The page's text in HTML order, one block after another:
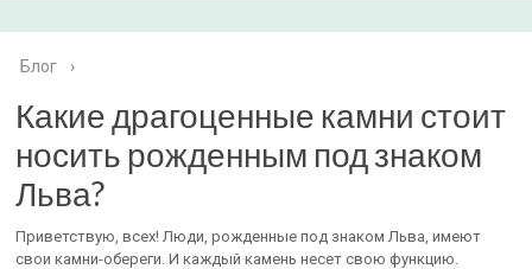
Блог ›
Какие драгоценные камни стоит
носить рожденным под знаком
Льва?
Приветствую, всех! Люди, рожденные под знаком Льва, имеют
свои камни-обереги. И каждый камень несет свою функцию.